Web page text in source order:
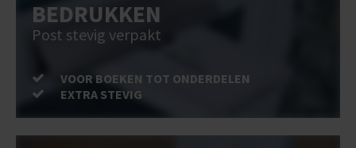
BEDRUKKEN
Post stevig verpakt
VOOR BOEKEN TOT ONDERDELEN
EXTRA STEVIG